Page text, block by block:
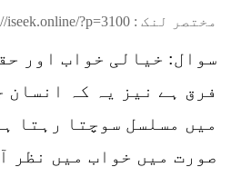
مختصر لنک : iseek.online/?p=3100
سوال: خیالی خواب اور
فرق ہے نیز یہ کہ انسان
میں مسلسل سوچتا رہتا
صورت میں خواب میں نظر